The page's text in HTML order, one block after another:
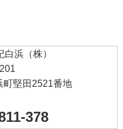
浜（株）
町堅田2521番地
378